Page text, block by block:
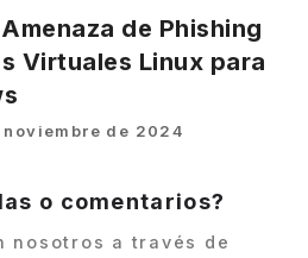
de Phishing
Virtuales Linux para
noviembre de 2024
o comentarios?
nosotros a través de